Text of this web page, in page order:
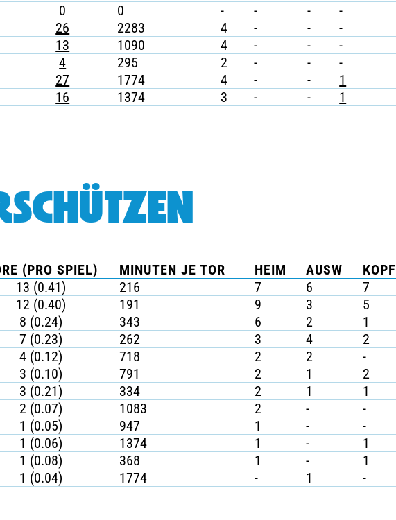
0 0 - - - -
26 2283 4 - - -
13 1090 4 - - -
4 295 2 - - -
27 1774 4 - - 1
16 1374 3 - - 1
(PRO SPIEL) MINUTEN JE TOR HEIM AUSW
13 (0.41) 216 7 6 7
12 (0.40) 191 9 3 5
8 (0.24) 343 6 2 1
7 (0.23) 262 3 4 2
4 (0.12) 718 2 2 -
3 (0.10) 791 2 1 2
3 (0.21) 334 2 1 1
2 (0.07) 1083 2 - -
1 (0.05) 947 1 - -
1 (0.06) 1374 1 - 1
1 (0.08) 368 1 - 1
1 (0.04) 1774 - 1 -